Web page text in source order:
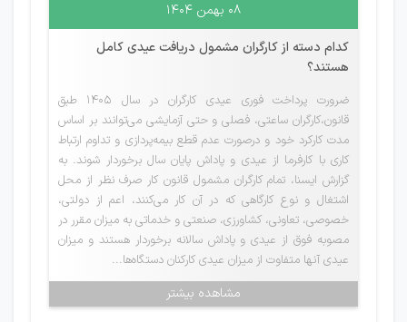
۰۸ بهمن ۱۴۰۴
کدام دسته از کارگران مشمول دریافت عیدی کامل
هستند؟
ضرورت پرداخت فوری عیدی کارگران در سال 1405 طبق
قانون،کارگران ساعتی، فصلی و حتی آزمایشی می‌توانند بر اساس
مدت کارکرد خود و درصورت عدم قطع بیمه‌پردازی و تداوم ارتباط
کاری با کارفرما از عیدی و پاداش پایان سال برخوردار شوند. به
گزارش ایسنا، تمام کارگران مشمول قانون کار صرف نظر از محل
اشتغال و نوع کارگاهی که در آن کار می‌کنند، اعم از دولتی،
خصوصی، تعاونی، کشاورزی، صنعتی و خدماتی به میزان مقرر در
مصوبه فوق از عیدی و پاداش سالانه برخوردار هستند و میزان
عیدی آنها متفاوت از میزان عیدی کارکنان دستگاه‌ها...
مشاهده بیشتر